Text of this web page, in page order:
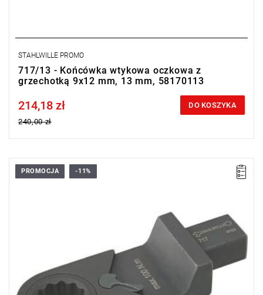
STAHLWILLE PROMO
717/13 - Końcówka wtykowa oczkowa z
grzechotką 9x12 mm, 13 mm, 58170113
Price tax included
214,18 zł
240,00 zł
DO KOSZYKA
PROMOCJA -11%